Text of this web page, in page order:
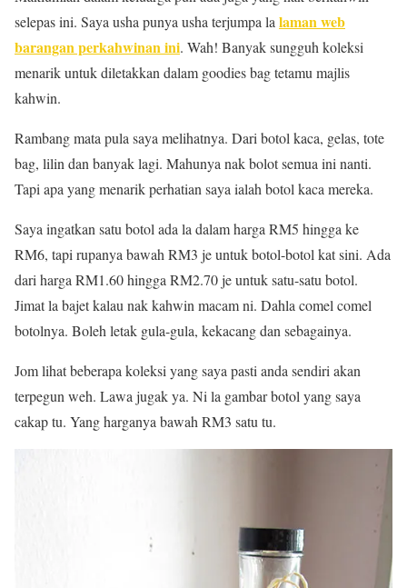
selepas ini. Saya usha punya usha terjumpa la laman web
barangan perkahwinan ini. Wah! Banyak sungguh koleksi
menarik untuk diletakkan dalam goodies bag tetamu majlis
kahwin.
Rambang mata pula saya melihatnya. Dari botol kaca, gelas, tote
bag, lilin dan banyak lagi. Mahunya nak bolot semua ini nanti.
Tapi apa yang menarik perhatian saya ialah botol kaca mereka.
Saya ingatkan satu botol ada la dalam harga RM5 hingga ke
RM6, tapi rupanya bawah RM3 je untuk botol-botol kat sini. Ada
dari harga RM1.60 hingga RM2.70 je untuk satu-satu botol.
Jimat la bajet kalau nak kahwin macam ni. Dahla comel comel
botolnya. Boleh letak gula-gula, kekacang dan sebagainya.
Jom lihat beberapa koleksi yang saya pasti anda sendiri akan
terpegun weh. Lawa jugak ya. Ni la gambar botol yang saya
cakap tu. Yang harganya bawah RM3 satu tu.